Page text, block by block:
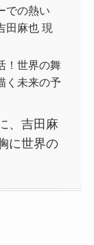
での熱い
田麻也 現
！世界の舞
く未来の予
、吉田麻
に世界の